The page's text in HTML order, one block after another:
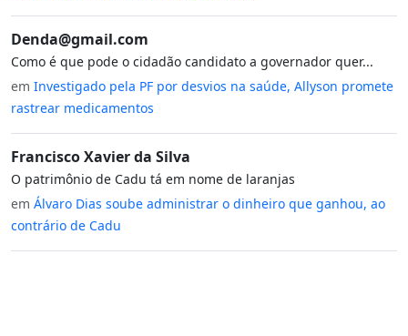
Denda@gmail.com
Como é que pode o cidadão candidato a governador quer...
em Investigado pela PF por desvios na saúde, Allyson promete
rastrear medicamentos
Francisco Xavier da Silva
O patrimônio de Cadu tá em nome de laranjas
em Álvaro Dias soube administrar o dinheiro que ganhou, ao
contrário de Cadu